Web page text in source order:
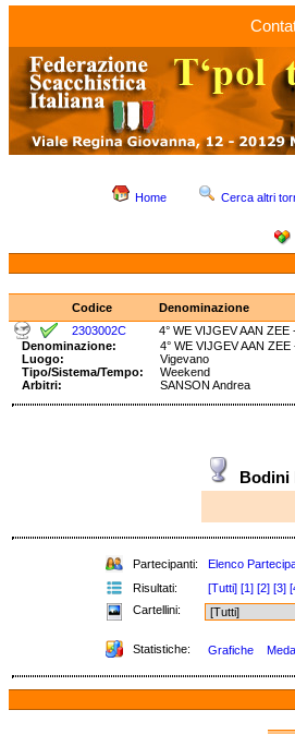
Home Cerca altri
Codice Denominazione
2303002C
4° WE VIJGEV AAN
Denominazione:
4° WE VIJGEV AAN
Luogo:
Vigevano
Tipo/Sistema/Tempo:
Weekend
Arbitri:
SANSON Andrea
Bodini
Partecipanti: Elenco
Risultati:
[Tutti] [1] [2] [3]
Cartellini:
Statistiche: Grafiche